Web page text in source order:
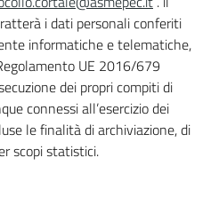
i dati personali conferiti
informatiche e telematiche,
UE 2016/679
dei propri compiti di
connessi all’esercizio dei
le finalità di archiviazione, di
scopi statistici.